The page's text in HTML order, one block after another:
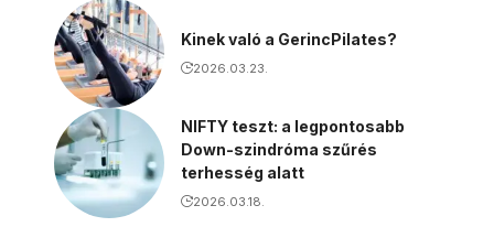
Kinek való a GerincPilates?
2026.03.23.
NIFTY teszt: a legpontosabb
Down-szindróma szűrés
terhesség alatt
2026.03.18.